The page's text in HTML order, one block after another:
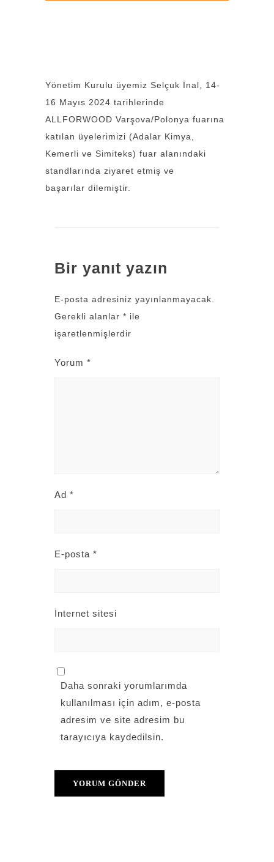
Yönetim Kurulu üyemiz Selçuk İnal, 14-
16 Mayıs 2024 tarihlerinde
ALLFORWOOD Varşova/Polonya fuarına
katılan üyelerimizi (Adalar Kimya,
Kemerli ve Simiteks) fuar alanındaki
standlarında ziyaret etmiş ve
başarılar dilemiştir.
Bir yanıt yazın
E-posta adresiniz yayınlanmayacak.
Gerekli alanlar * ile
işaretlenmişlerdir
Yorum *
Ad *
E-posta *
İnternet sitesi
Daha sonraki yorumlarımda
kullanılması için adım, e-posta
adresim ve site adresim bu
tarayıcıya kaydedilsin.